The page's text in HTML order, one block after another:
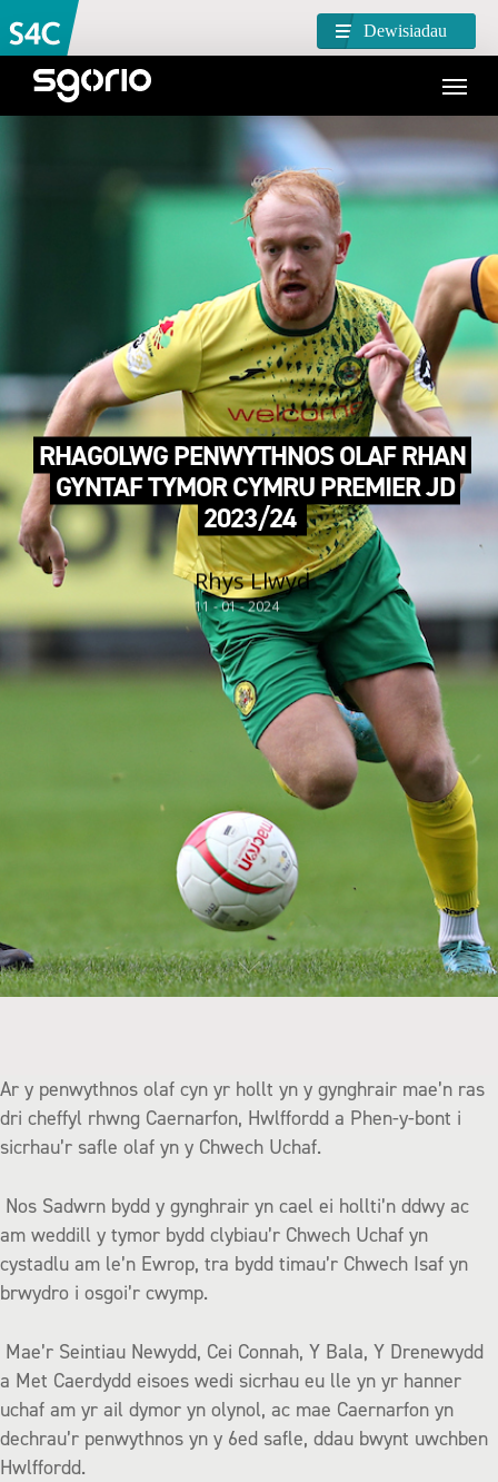
Dewisiadau
RHAGOLWG PENWYTHNOS OLAF RHAN
GYNTAF TYMOR CYMRU PREMIER JD
2023/24
Rhys Llwyd
11 - 01 - 2024
Ar y penwythnos olaf cyn yr hollt yn y gynghrair mae’n ras
dri cheffyl rhwng Caernarfon, Hwlffordd a Phen-y-bont i
sicrhau’r safle olaf yn y Chwech Uchaf.
Nos Sadwrn bydd y gynghrair yn cael ei hollti’n ddwy ac
am weddill y tymor bydd clybiau’r Chwech Uchaf yn
cystadlu am le’n Ewrop, tra bydd timau’r Chwech Isaf yn
brwydro i osgoi’r cwymp.
Mae’r Seintiau Newydd, Cei Connah, Y Bala, Y Drenewydd
a Met Caerdydd eisoes wedi sicrhau eu lle yn yr hanner
uchaf am yr ail dymor yn olynol, ac mae Caernarfon yn
dechrau’r penwythnos yn y 6ed safle, ddau bwynt uwchben
Hwlffordd.